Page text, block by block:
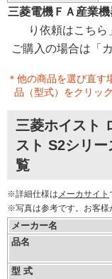
三菱電機ＦＡ産業
り依頼はこちら
ご購入の場合は「
＊他の商品を選び直
品（型式）をクリッ
三菱ホイスト
スト S2シリ
覧
※詳細仕様は メーカサイト
※写真は参考です。お客様
メーカー名
品名
型 式